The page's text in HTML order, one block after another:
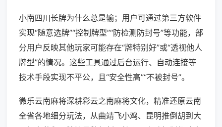
小南四川长牌为什么总是输；用户可通过第三方软件
实现“随意选牌”“控制牌型”“防检测防封号”等功能，部
分用户反映其他玩家可能存在“牌特别好”或“透视他人
牌型”的情况。这些工具通过后台运行、自动连接等
技术手段实现不平公，且“安全性高”“不被封号”。
微乐云南麻将深耕彩云之南麻将文化，精准还原云南
全省各地细分玩法，从曲靖飞小鸡、昆明推倒胡到大